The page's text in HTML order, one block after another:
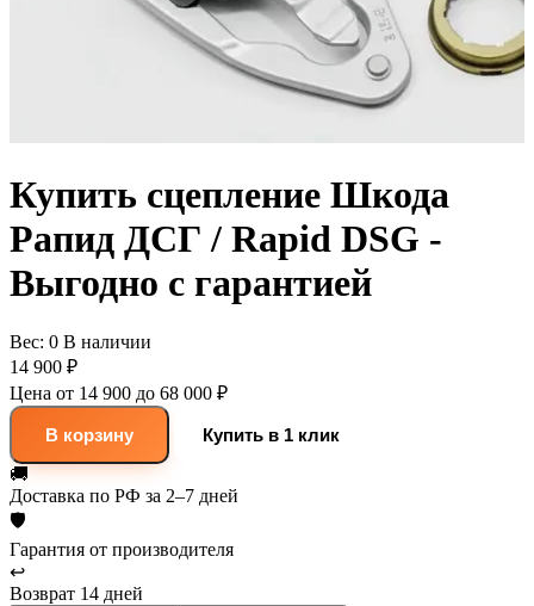
Купить сцепление Шкода
Рапид ДСГ / Rapid DSG -
Выгодно с гарантией
Вес: 0 В наличии
14 900 ₽
Цена от 14 900 до 68 000 ₽
В корзину
Купить в 1 клик
🚚
Доставка по РФ за 2–7 дней
🛡
Гарантия от производителя
↩
Возврат 14 дней